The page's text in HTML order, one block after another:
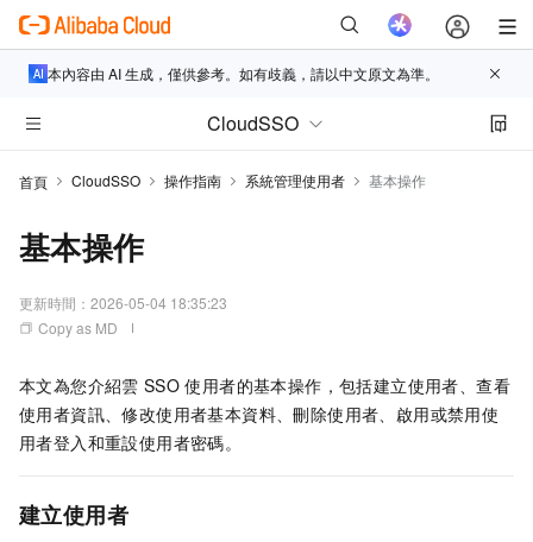
本內容由 AI 生成，僅供參考。如有歧義，請以中文原文為準。
CloudSSO
首頁 CloudSSO 操作指南 系統管理使用者 基本操作
基本操作
更新時間： 2026-05-04 18:35:23
Copy as MD
本文為您介紹雲 SSO 使用者的基本操作，包括建立使用者、查看
使用者資訊、修改使用者基本資料、刪除使用者、啟用或禁用使
用者登入和重設使用者密碼。
建立使用者